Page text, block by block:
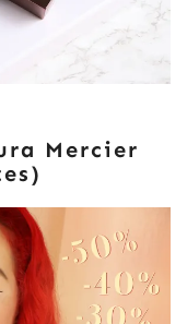
Mercier